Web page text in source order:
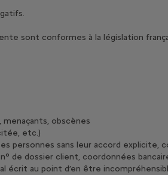
sont conformes à la législation
menaçants, obscènes
etc.)
sans leur accord explicite,
de dossier client, coordonnées
écrit au point d’en être